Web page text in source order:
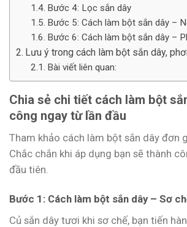
Bước 4: Lọc sắn dây
Bước 5: Cách làm bột sắn dây –
Bước 6: Cách làm bột sắn dây –
Lưu ý trong cách làm bột sắn dây,
Bài viết liên quan:
Chia sẻ chi tiết cách làm bột
công ngay từ lần đầu
Tham khảo cách làm bột sắn dây đơn
Chắc chắn khi áp dụng bạn sẽ thành
đầu tiên.
Bước 1: Cách làm bột sắn dây – Sơ
Củ sắn dây tươi khi sơ chế, bạn tiến